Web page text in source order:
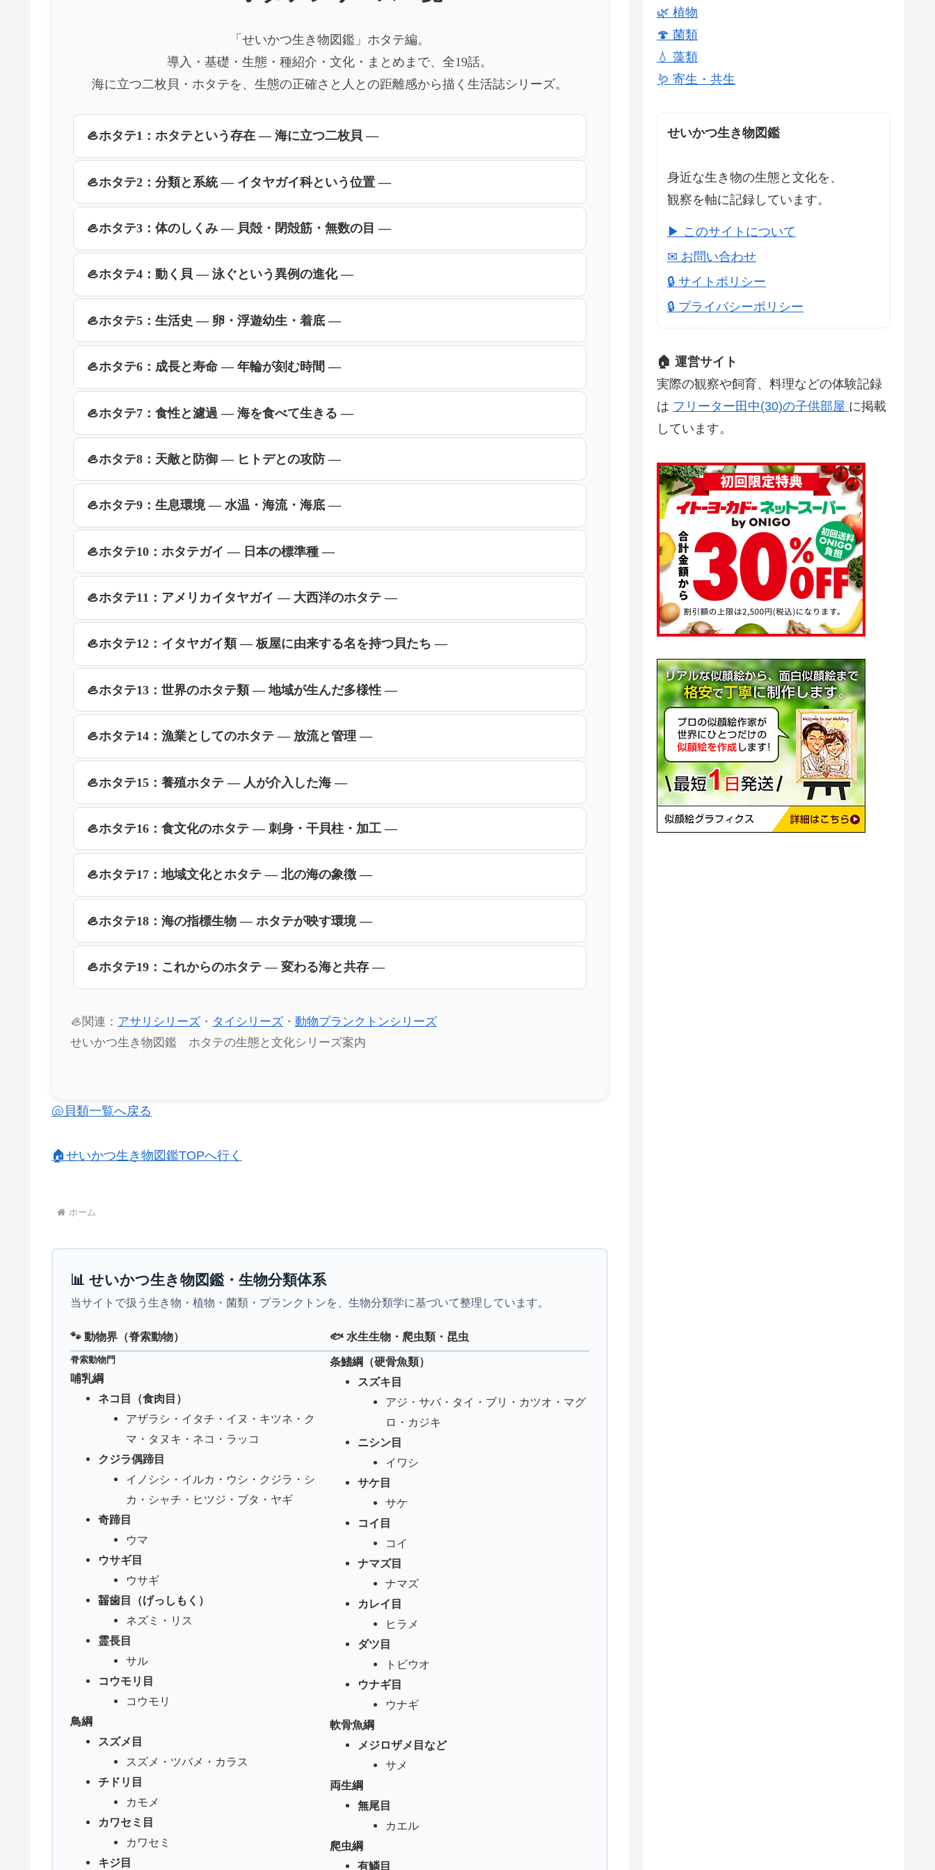
「せいかつ生き物図鑑」ホタテ編。
導入・基礎・生態・種紹介・文化・まとめまで、全19話。
海に立つ二枚貝・ホタテを、生態の正確さと人との距離感から描く生活誌シリーズ。
🦪ホタテ1：ホタテという存在 ― 海に立つ二枚貝 ―
🦪ホタテ2：分類と系統 ― イタヤガイ科という位置 ―
🦪ホタテ3：体のしくみ ― 貝殻・閉殻筋・無数の目 ―
🦪ホタテ4：動く貝 ― 泳ぐという異例の進化 ―
🦪ホタテ5：生活史 ― 卵・浮遊幼生・着底 ―
🦪ホタテ6：成長と寿命 ― 年輪が刻む時間 ―
🦪ホタテ7：食性と濾過 ― 海を食べて生きる ―
🦪ホタテ8：天敵と防御 ― ヒトデとの攻防 ―
🦪ホタテ9：生息環境 ― 水温・海流・海底 ―
🦪ホタテ10：ホタテガイ ― 日本の標準種 ―
🦪ホタテ11：アメリカイタヤガイ ― 大西洋のホタテ ―
🦪ホタテ12：イタヤガイ類 ― 板屋に由来する名を持つ貝たち ―
🦪ホタテ13：世界のホタテ類 ― 地域が生んだ多様性 ―
🦪ホタテ14：漁業としてのホタテ ― 放流と管理 ―
🦪ホタテ15：養殖ホタテ ― 人が介入した海 ―
🦪ホタテ16：食文化のホタテ ― 刺身・干貝柱・加工 ―
🦪ホタテ17：地域文化とホタテ ― 北の海の象徴 ―
🦪ホタテ18：海の指標生物 ― ホタテが映す環境 ―
🦪ホタテ19：これからのホタテ ― 変わる海と共存 ―
🦪関連： アサリシリーズ ・ タイシリーズ ・ 動物プランクトンシリーズ
せいかつ生き物図鑑 ホタテの生態と文化シリーズ案内
🐚貝類一覧へ戻る
🏠せいかつ生き物図鑑TOPへ行く
ホーム
📊 せいかつ生き物図鑑・生物分類体系
当サイトで扱う生き物・植物・菌類・プランクトンを、生物分類学に基づいて整理しています。
🐾 動物界（脊索動物）
脊索動物門
哺乳綱
ネコ目（食肉目）
アザラシ・イタチ・イヌ・キツネ・ク
マ・タヌキ・ネコ・ラッコ
クジラ偶蹄目
イノシシ・イルカ・ウシ・クジラ・シ
カ・シャチ・ヒツジ・ブタ・ヤギ
奇蹄目
ウマ
ウサギ目
ウサギ
齧歯目（げっしもく）
ネズミ・リス
霊長目
サル
コウモリ目
コウモリ
鳥綱
スズメ目
スズメ・ツバメ・カラス
チドリ目
カモメ
カワセミ目
カワセミ
キジ目
🐟 水生生物・爬虫類・昆虫
条鰭綱（硬骨魚類）
スズキ目
アジ・サバ・タイ・ブリ・カツオ・マグ
ロ・カジキ
ニシン目
イワシ
サケ目
サケ
コイ目
コイ
ナマズ目
ナマズ
カレイ目
ヒラメ
ダツ目
トビウオ
ウナギ目
ウナギ
軟骨魚綱
メジロザメ目など
サメ
両生綱
無尾目
カエル
爬虫綱
有鱗目
🌿 植物
🍄 菌類
💧 藻類
🪱 寄生・共生
せいかつ生き物図鑑
身近な生き物の生態と文化を、
観察を軸に記録しています。
▶ このサイトについて
✉ お問い合わせ
🔒 サイトポリシー
🔒 プライバシーポリシー
🏠 運営サイト
実際の観察や飼育、料理などの体験記録
は フリーター田中(30)の子供部屋 に掲載
しています。